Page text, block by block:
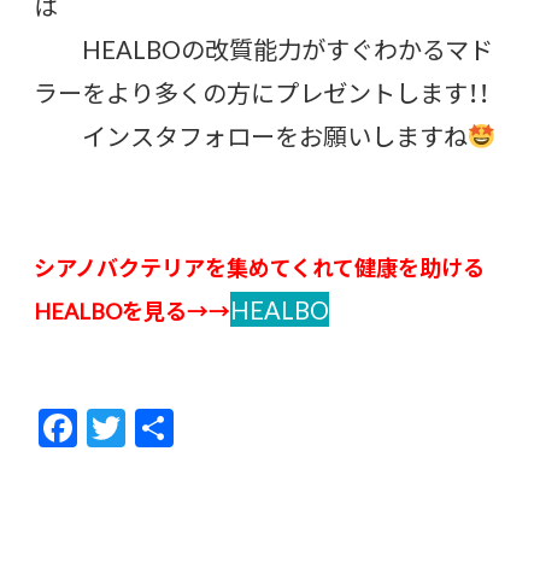
HEALBOの改質能力がすぐわかるマド
ラーをより多くの方にプレゼントします！！
インスタフォローをお願いしますね
シアノバクテリアを集めてくれて健康を助ける
HEALBOを見る→→HEALBO
F
ac
T
w